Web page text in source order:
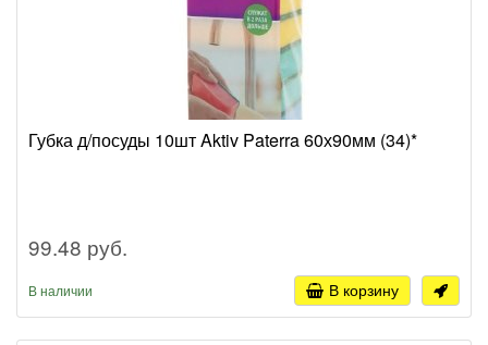
Губка д/посуды 10шт Aktiv Paterra 60х90мм (34)*
99.48 руб.
В наличии В корзину